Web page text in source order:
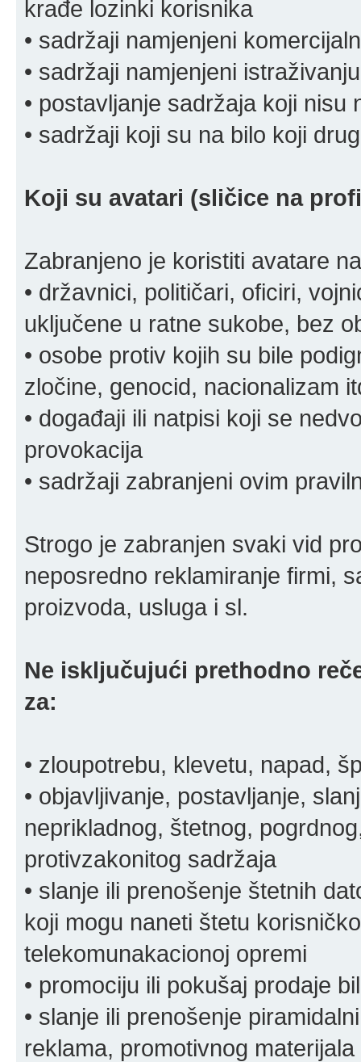
krađe lozinki korisnika
• sadržaji namjenjeni
• sadržaji namjenjeni
• postavljanje sadržaja koji
• sadržaji koji su na bilo koji
Koji su avatari (sličice na
Zabranjeno je koristiti avatare
• državnici, političari, oficiri,
uključene u ratne sukobe, bez
• osobe protiv kojih su bile
zločine, genocid, nacionalizam
• događaji ili natpisi koji se
provokacija
• sadržaji zabranjeni ovim
Strogo je zabranjen svaki vid
neposredno reklamiranje firmi,
proizvoda, usluga i sl.
Ne isključujući prethodno
za:
• zloupotrebu, klevetu, napad,
• objavljivanje, postavljanje,
neprikladnog, štetnog,
protivzakonitog sadržaja
• slanje ili prenošenje štetnih
koji mogu naneti štetu
telekomunakacionoj opremi
• promociju ili pokušaj prodaje
• slanje ili prenošenje
reklama, promotivnog